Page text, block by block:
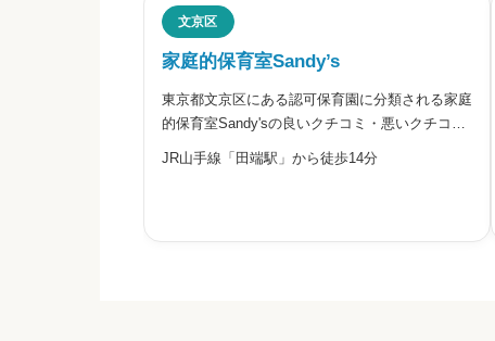
職員の人間関係
星の数をお選びください 
文京区
家庭的保育室Sandy’s
東京都文京区にある認可保育園に分類される家庭
的保育室Sandy'sの良いクチコミ・悪いクチコミ
JR山手線「田端駅」から徒歩14分